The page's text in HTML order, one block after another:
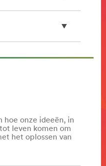
hoe onze ideeën, in
leven komen om
het oplossen van